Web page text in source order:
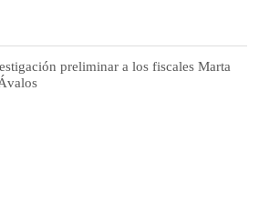
preliminar a los fiscales Marta